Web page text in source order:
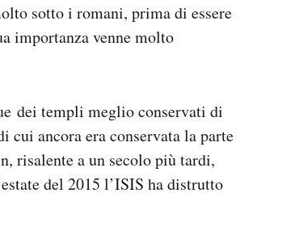
sotto i romani, prima di essere
importanza venne molto
dei templi meglio conservati di
cui ancora era conservata la parte
risalente a un secolo più tardi,
del 2015 l’ISIS ha distrutto